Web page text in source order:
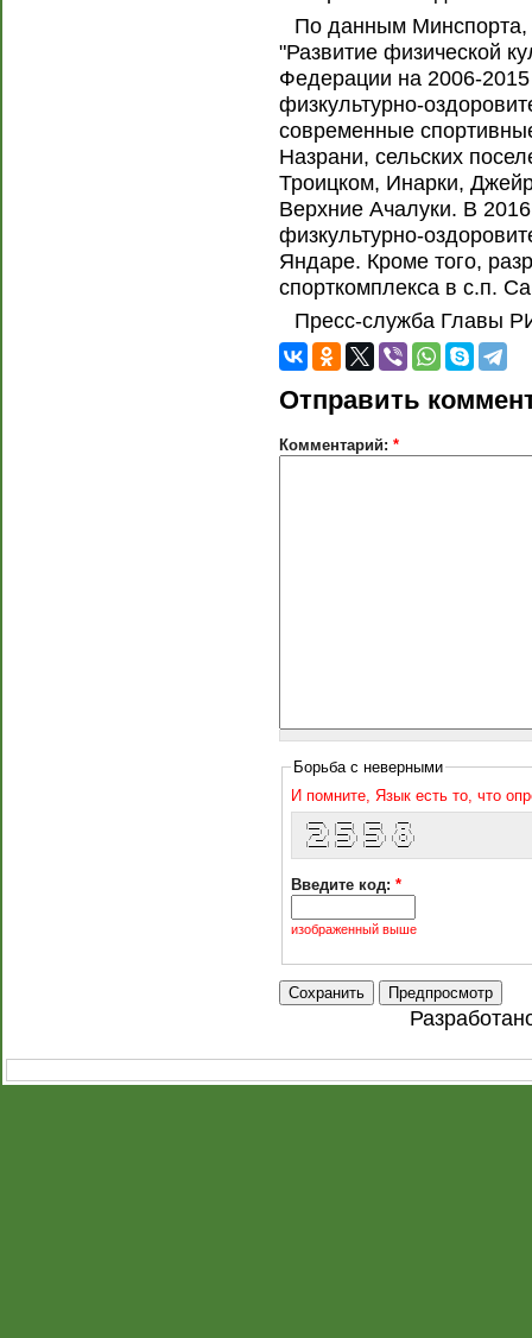
По данным Минспорта,
"Развитие физической
Федерации на 2006-
физкультурно-
современные
Назрани, сельских
Троицком, Инарки,
Верхние Ачалуки. В
физкультурно-
Яндаре. Кроме того,
спорткомплекса в с.п.
Пресс-служба Главы
Отправить
Комментарий: *
Борьба с неверными
И помните, Язык есть то, что
|___ \  | ___|  | ___|   ( _ )
   __) | |___ \  |___ \   / _ \
  / __/   ___) |  ___) | | (_) |
|_____| |____/  |____/   \___/
Введите код: *
изображенный выше